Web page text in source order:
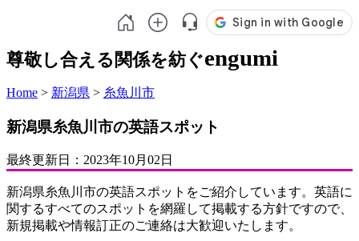
尊敬し合える関係を紡ぐengumi
Home > 新潟県 > 糸魚川市
新潟県糸魚川市の英語スポット
最終更新日： 2023年10月02日
新潟県糸魚川市の英語スポットをご紹介しています。英語に
関するすべてのスポットを網羅して掲載する方針ですので、
新規掲載や情報訂正のご連絡は大歓迎いたします。